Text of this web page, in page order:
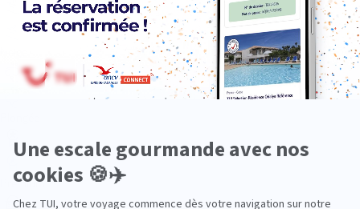
Premium